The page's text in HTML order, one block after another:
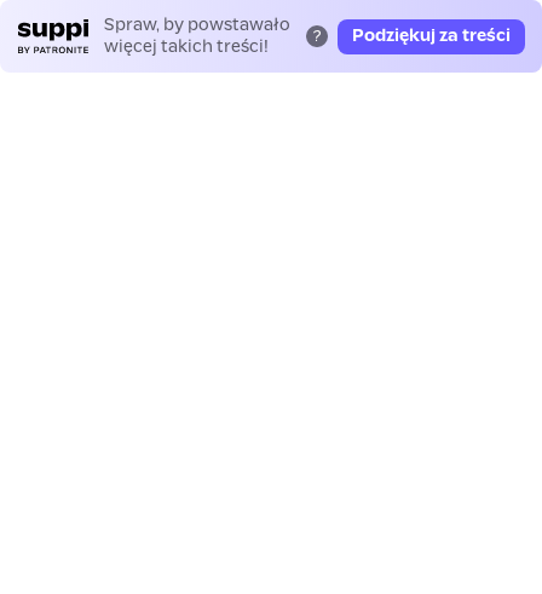
Spraw, by powstawało
więcej takich treści!
? Podziękuj za treści